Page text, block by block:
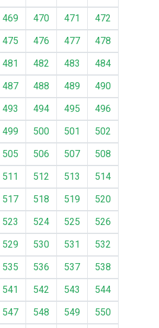
469 470 471
472
475 476 477
478
481 482 483
484
487 488 489
490
493 494 495
496
499 500 501
502
505 506 507
508
511 512 513
514
517 518 519
520
523 524 525
526
529 530 531
532
535 536 537
538
541 542 543
544
547 548 549
550